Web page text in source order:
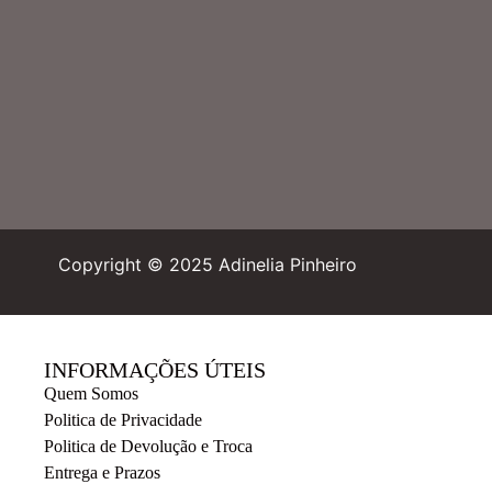
Copyright © 2025 Adinelia Pinheiro
INFORMAÇÕES ÚTEIS
Quem Somos
Politica de Privacidade
Politica de Devolução e Troca
Entrega e Prazos